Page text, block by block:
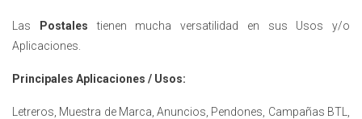
Las Postales
tienen mucha versatilidad en sus Usos y/o
Aplicaciones.
Principales Aplicaciones / Usos:
Letreros, Muestra de Marca, Anuncios, Pendones, Campañas BTL,